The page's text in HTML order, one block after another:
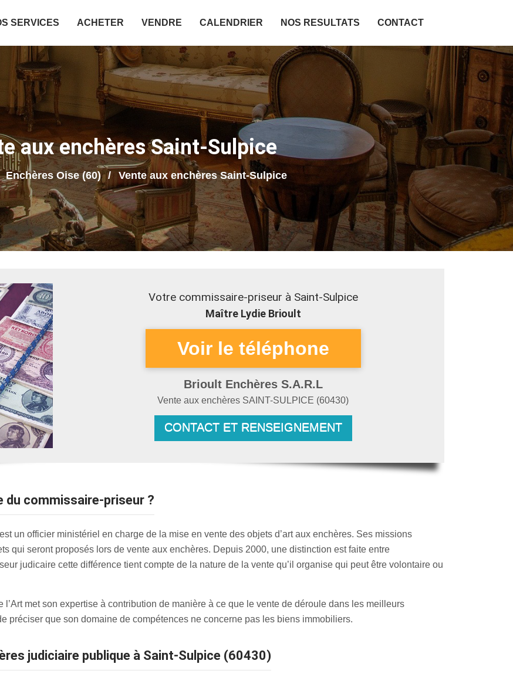
SERVICES ACHETER VENDRE CALENDRIER NOS RESULTATS CONTACT
aux enchères Saint-Sulpice
Enchères Oise (60) Vente aux enchères Saint-Sulpice
Votre commissaire-priseur à Saint-Sulpice
Maître Lydie Brioult
Brioult Enchères S.A.R.L
Vente aux enchères SAINT-SULPICE (60430)
CONTACT ET RENSEIGNEMENT
du commissaire-priseur ?
un officier ministériel en charge de la mise en vente des objets d’art aux enchères. Ses missions
qui seront proposés lors de vente aux enchères. Depuis 2000, une distinction est faite entre
judicaire cette différence tient compte de la nature de la vente qu’il organise qui peut être volontaire ou
l’Art met son expertise à contribution de manière à ce que le vente de déroule dans les meilleurs
préciser que son domaine de compétences ne concerne pas les biens immobiliers.
judiciaire publique à Saint-Sulpice (60430)